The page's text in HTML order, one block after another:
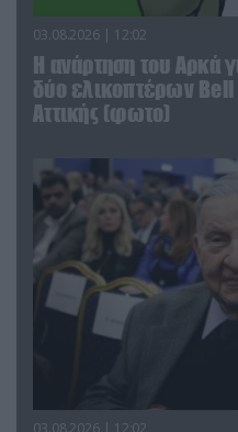
03.08.2026 | 12:02
Η ανάρτηση του Αρκά
δύο ελικοπτέρων
Αττικής (φωτο)
03.08.2026 | 12:02